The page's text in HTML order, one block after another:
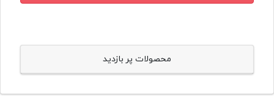
محصولات پر بازدید